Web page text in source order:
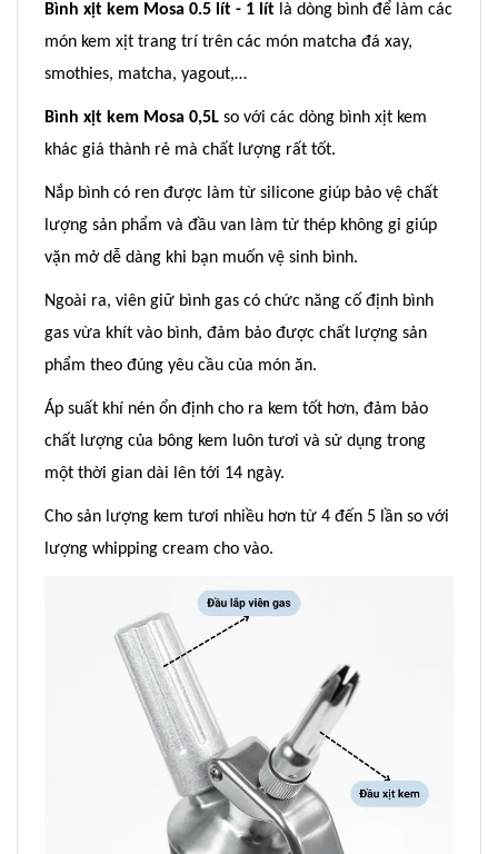
Bình xịt kem Mosa 0.5 lít - 1 lít là dòng bình để làm các
món kem xịt trang trí trên các món matcha đá xay,
smothies, matcha, yagout,…
Bình xịt kem Mosa 0,5L so với các dòng bình xịt kem
khác giá thành rẻ mà chất lượng rất tốt.
Nắp bình có ren được làm từ silicone giúp bảo vệ chất
lượng sản phẩm và đầu van làm từ thép không gỉ giúp
vặn mở dễ dàng khi bạn muốn vệ sinh bình.
Ngoài ra, viên giữ bình gas có chức năng cố định bình
gas vừa khít vào bình, đảm bảo được chất lượng sản
phẩm theo đúng yêu cầu của món ăn.
Áp suất khí nén ổn định cho ra kem tốt hơn, đảm bảo
chất lượng của bông kem luôn tươi và sử dụng trong
một thời gian dài lên tới 14 ngày.
Cho sản lượng kem tươi nhiều hơn từ 4 đến 5 lần so với
lượng whipping cream cho vào.